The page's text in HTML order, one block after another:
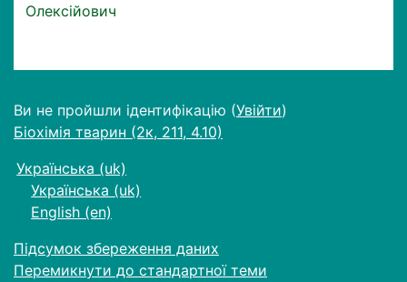
Олексійович
Ви не пройшли ідентифікацію (Увійти)
Біохімія тварин (2к, 211, 4.10)
Українська ‎(uk)‎
Українська ‎(uk)‎
English ‎(en)‎
Підсумок збереження даних
Перемикнути до стандартної теми